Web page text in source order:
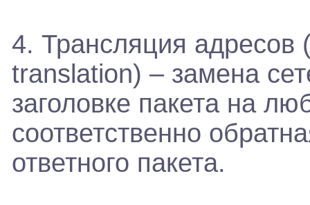
4. Трансляция адресов
translation) – замена
заголовке пакета на
соответственно
ответного пакета.